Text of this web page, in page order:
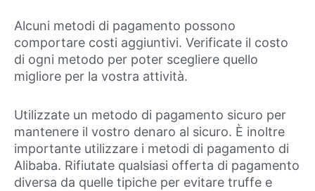
Alcuni metodi di pagamento possono
comportare costi aggiuntivi. Verificate il costo
di ogni metodo per poter scegliere quello
migliore per la vostra attività.
Utilizzate un metodo di pagamento sicuro per
mantenere il vostro denaro al sicuro. È inoltre
importante utilizzare i metodi di pagamento di
Alibaba. Rifiutate qualsiasi offerta di pagamento
diversa da quelle tipiche per evitare truffe e